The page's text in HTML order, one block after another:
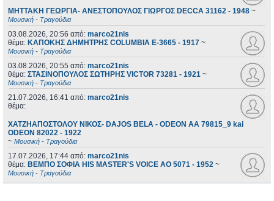
ΜΗΤΤΑΚΗ ΓΕΩΡΓΙΑ- ΑΝΕΣΤΟΠΟΥΛΟΣ ΓΙΩΡΓΟΣ DECCA 31162 - 1948 ~
Μουσική - Τραγούδια
03.08.2026, 20:56 από: marco21nis
θέμα: ΚΑΠΟΚΗΣ ΔΗΜΗΤΡΗΣ COLUMBIA E-3665 - 1917 ~
Μουσική - Τραγούδια
03.08.2026, 20:55 από: marco21nis
θέμα: ΣΤΑΣΙΝΟΠΟΥΛΟΣ ΣΩΤΗΡΗΣ VICTOR 73281 - 1921 ~
Μουσική - Τραγούδια
21.07.2026, 16:41 από: marco21nis
θέμα:
ΧΑΤΖΗΑΠΟΣΤΟΛΟΥ ΝΙΚΟΣ- DAJOS BELA - ODEON AA 79815_9 kai
ODEON 82022 - 1922
~ Μουσική - Τραγούδια
17.07.2026, 17:44 από: marco21nis
θέμα: ΒΕΜΠΟ ΣΟΦΙΑ HIS MASTER'S VOICE AO 5071 - 1952 ~
Μουσική - Τραγούδια